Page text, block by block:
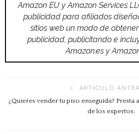
Amazon EU y Amazon Services
publicidad para afiliados
sitios web un modo de
publicidad, publicitando e
Amazon.es y
ARTÍCULO
¿Quieres vender tu piso enseguida? Presta
de los expertos.